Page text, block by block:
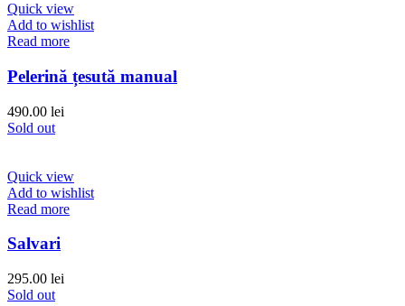
Quick view
Add to wishlist
Read more
Pelerină țesută manual
490.00 lei
Sold out
Quick view
Add to wishlist
Read more
Salvari
295.00 lei
Sold out